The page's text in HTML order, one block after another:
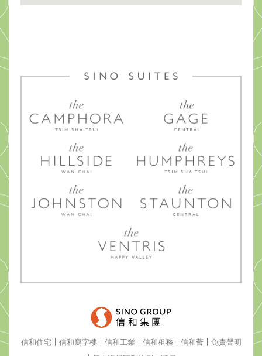
信和住宅 信和寫字樓 信和工業 信和租務 信和薈
免責聲明